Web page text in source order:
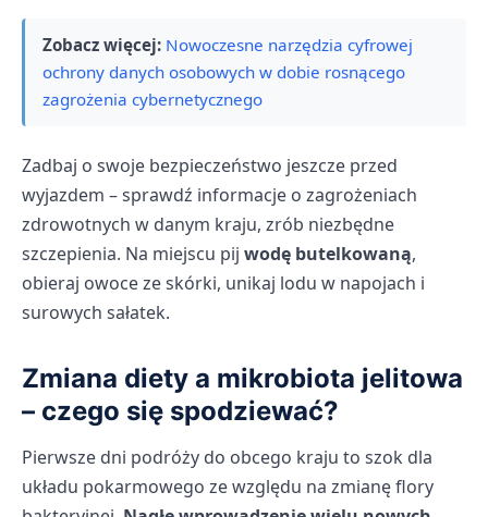
Zobacz więcej: Nowoczesne narzędzia cyfrowej
ochrony danych osobowych w dobie rosnącego
zagrożenia cybernetycznego
Zadbaj o swoje bezpieczeństwo jeszcze przed
wyjazdem – sprawdź informacje o zagrożeniach
zdrowotnych w danym kraju, zrób niezbędne
szczepienia. Na miejscu pij wodę butelkowaną,
obieraj owoce ze skórki, unikaj lodu w napojach i
surowych sałatek.
Zmiana diety a mikrobiota jelitowa
– czego się spodziewać?
Pierwsze dni podróży do obcego kraju to szok dla
układu pokarmowego ze względu na zmianę flory